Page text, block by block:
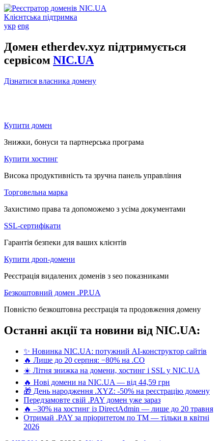
Клієнтська підтримка
укр eng
Домен etherdev.xyz підтримується
сервісом NIC.UA
Дізнатися власника домену
Купити домен
Знижки, бонуси та партнерська програма
Купити хостинг
Висока продуктивність та зручна панель управління
Торговельна марка
Захистимо права та допоможемо з усіма документами
SSL-сертифікати
Гарантія безпеки для ваших клієнтів
Купити дроп-домени
Реєстрація видалених доменів з seo показниками
Безкоштовний домен .PP.UA
Повністю безкоштовна реєстрація та продовження домену
Останні акції та новини від NIC.UA:
✨ Новинка NIC.UA: потужний AI-конструктор сайтів
🔥 Лише до 20 серпня: −80% на .CO
☀️ Літня знижка на домени, хостинг і SSL у NIC.UA
🔥 Нові домени на NIC.UA — від 44,59 грн
🎁 День народження .XYZ: -50% на реєстрацію домену
Передзамовте свій .PAY домен уже зараз
🔥 –30% на хостинг із DirectAdmin — лише до 20 травня
Отримай .PAY за пріоритетом по ТМ — тільки в квітні
2026